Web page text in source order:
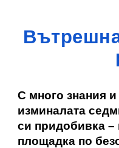
С много знания
изминалата
си придобивка
площадка по